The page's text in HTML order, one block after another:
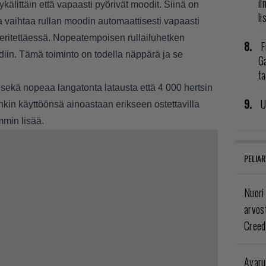
että vapaasti pyörivät moodit. Siinä on
rullan moodin automaattisesti vapaasti
Nopeatempoisen rullailuhetken
Tämä toiminto on todella näppärä ja se
nopeaa langatonta latausta että 4 000 hertsin
käyttöönsä ainoastaan erikseen ostettavilla
lisää.